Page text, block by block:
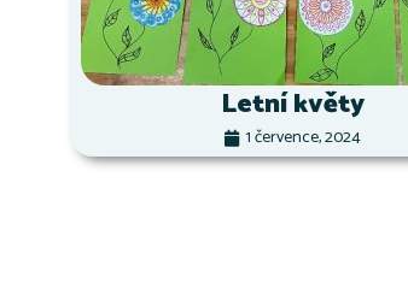
Letní květy
1 července, 2024